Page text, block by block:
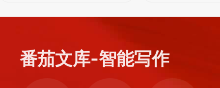
番茄文库-智能写作